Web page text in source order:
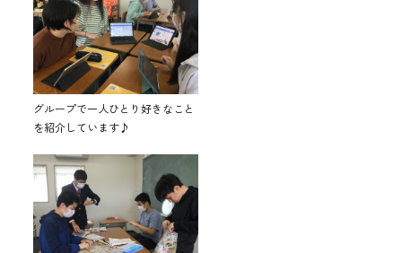
グループで一人ひとり好きなこと
を紹介しています♪